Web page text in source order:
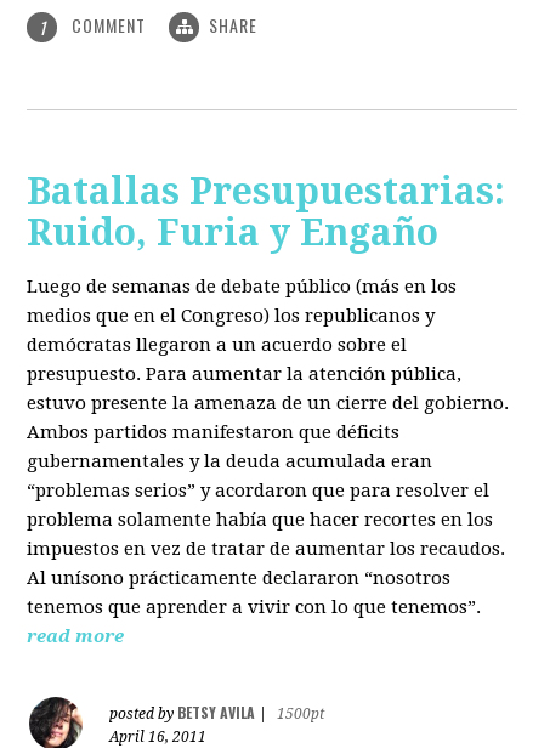
1 COMMENT SHARE
Batallas Presupuestarias:
Ruido, Furia y Engaño
Luego de semanas de debate público (más en los
medios que en el Congreso) los republicanos y
demócratas llegaron a un acuerdo sobre el
presupuesto. Para aumentar la atención pública,
estuvo presente la amenaza de un cierre del gobierno.
Ambos partidos manifestaron que déficits
gubernamentales y la deuda acumulada eran
“problemas serios” y acordaron que para resolver el
problema solamente había que hacer recortes en los
impuestos en vez de tratar de aumentar los recaudos.
Al unísono prácticamente declararon “nosotros
tenemos que aprender a vivir con lo que tenemos”.
read more
posted by BETSY AVILA
1500pt
April 16, 2011